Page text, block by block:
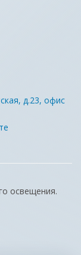
д.23, офис
освещения.